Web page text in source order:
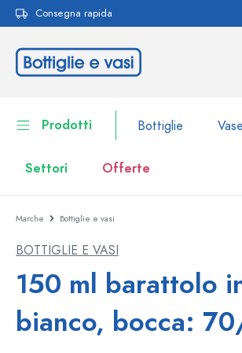
Passa alla navigazione
Consegna rapida
Prodotti Bottiglie
Settori Offerte
Bottiglie
Contenitori per alimenti
Stoviglie
Marche Bottiglie e vasi
BOTTIGLIE E VASI
150 ml barattolo
bianco, bocca: